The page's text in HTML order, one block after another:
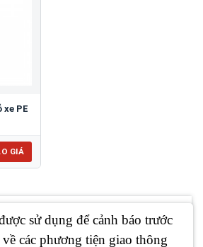
PE
GIÁ
sử dụng để cảnh báo trước
các phương tiện giao thông